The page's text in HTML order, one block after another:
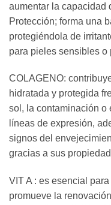
aumentar la capacidad
Protección; forma una
protegiéndola de
para pieles sensibles o
COLAGENO:
hidratada y protegida
sol, la contaminación o
líneas de expresión,
signos del
gracias a sus
VIT A : es esencial
promueve la